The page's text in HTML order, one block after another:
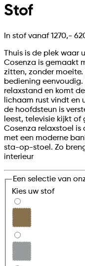
Stof
In stof vanaf 1270,-
Thuis is de plek waar
Cosenza is gemaakt
zitten, zonder
bediening
relaxstand en komt
lichaam rust vindt en
de hoofdsteun is
leest, televisie kijkt of
Cosenza relaxstoel is
met een moderne
sta-op-stoel. Zo
interieur
Een selectie van
Kies uw stof